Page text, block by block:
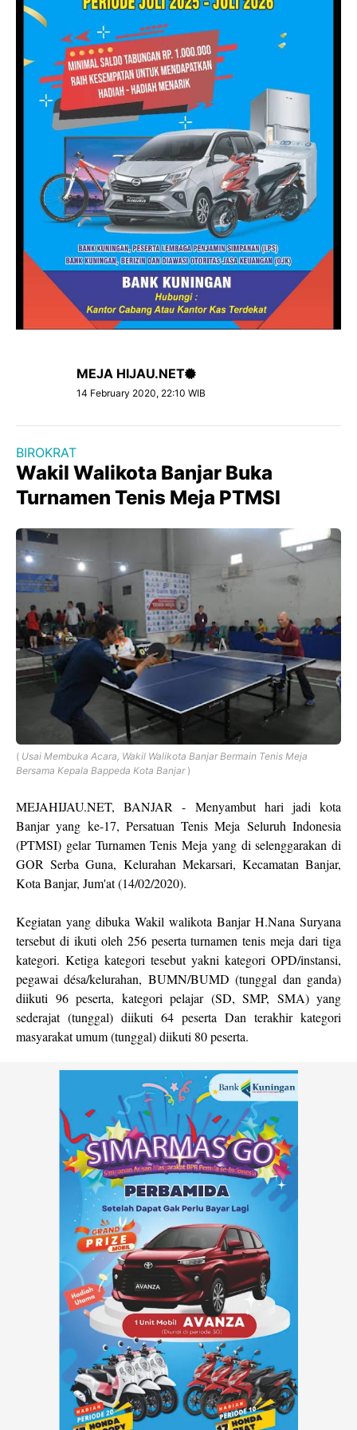
MEJA HIJAU.NET
14 February 2020, 22:10 WIB
BIROKRAT
Wakil Walikota Banjar Buka
Turnamen Tenis Meja PTMSI
( Usai Membuka Acara, Wakil Walikota Banjar Bermain Tenis Meja
Bersama Kepala Bappeda Kota Banjar)
MEJAHIJAU.NET, BANJAR - Menyambut hari jadi kota
Banjar yang ke-17, Persatuan Tenis Meja Seluruh Indonesia
(PTMSI) gelar Turnamen Tenis Meja yang di selenggarakan di
GOR Serba Guna, Kelurahan Mekarsari, Kecamatan Banjar,
Kota Banjar, Jum'at (14/02/2020).
Kegiatan yang dibuka Wakil walikota Banjar H.Nana Suryana
tersebut di ikuti oleh 256 peserta turnamen tenis meja dari tiga
kategori. Ketiga kategori tesebut yakni kategori OPD/instansi,
pegawai désa/kelurahan, BUMN/BUMD (tunggal dan ganda)
diikuti 96 peserta, kategori pelajar (SD, SMP, SMA) yang
sederajat (tunggal) diikuti 64 peserta Dan terakhir kategori
masyarakat umum (tunggal) diikuti 80 peserta.